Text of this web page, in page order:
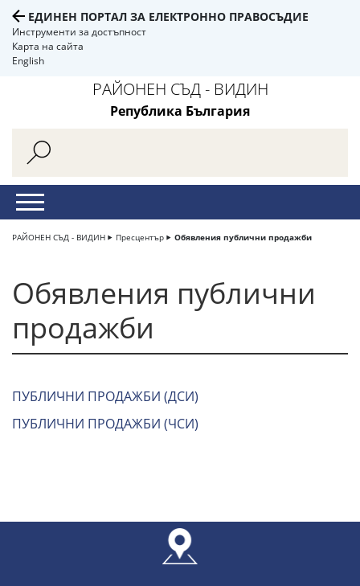
ЕДИНЕН ПОРТАЛ ЗА ЕЛЕКТРОННО ПРАВОСЪДИЕ
Инструменти за достъпност
Карта на сайта
English
РАЙОНЕН СЪД - ВИДИН
Република България
РАЙОНЕН СЪД - ВИДИН Пресцентър Обявления публични продажби
Обявления публични
продажби
ПУБЛИЧНИ ПРОДАЖБИ (ДСИ)
ПУБЛИЧНИ ПРОДАЖБИ (ЧСИ)